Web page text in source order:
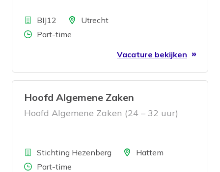
Landschapsbeheer).
BedrijfBIJ12 LocatieUtrecht
Aantal uren
Part-time
Vacature bekijken
Hoofd Algemene Zaken
Hoofd Algemene Zaken (24 – 32 uur)
BedrijfStichting Hezenberg LocatieHattem
Aantal uren
Part-time